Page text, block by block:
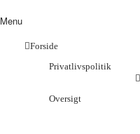
Menu
Forside
Privatlivspolitik
Oversigt